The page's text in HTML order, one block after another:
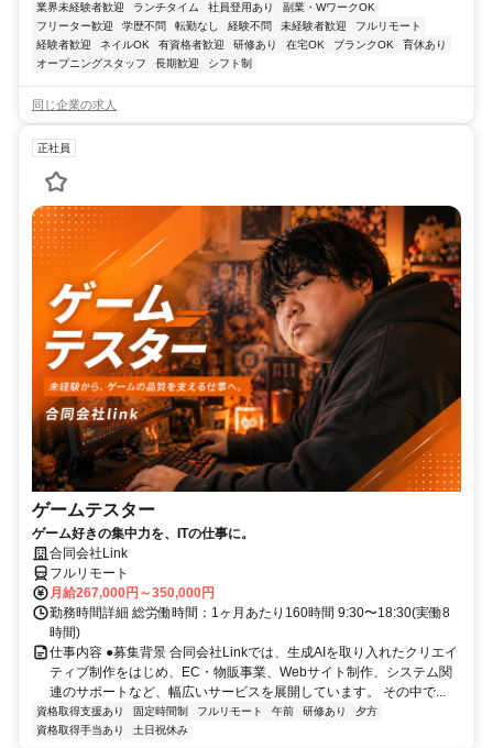
業界未経験者歓迎 ランチタイム 社員登用あり
副業・WワークOK
フリーター歓迎
学歴不問 転勤なし 経験不問 未経験者歓迎
フルリモート
経験者歓迎
ネイルOK 有資格者歓迎 研修あり 在宅OK ブランクOK
育休あり
オープニングスタッフ
長期歓迎 シフト制
同じ企業の求人
正社員
ゲームテスター
ゲーム好きの集中力を、ITの仕事に。
合同会社Link
フルリモート
月給267,000円～350,000円
勤務時間詳細 総労働時間：1ヶ月あたり160時間 9:30〜18:30(実働8
時間)
仕事内容 ●募集背景 合同会社Linkでは、生成AIを取り入れたクリエイ
ティブ制作をはじめ、EC・物販事業、Webサイト制作、システム関
連のサポートなど、幅広いサービスを展開しています。 その中で...
資格取得支援あり 固定時間制 フルリモート 午前 研修あり
夕方
資格取得手当あり
土日祝休み